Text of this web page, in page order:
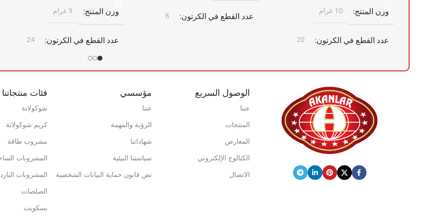
وزن المنتج 10 غرام
عدد القطع في الكرتون 20
أبعاد الكرتون
باركود الكرتون
عدد القطع في الكرتون 8
372 مم × 402 مم × 187 مم × 402 مم
باركود الكرتون
علامة تجارية فريش كويك
وزن المنتج 9 غرام
عدد القطع في الكرتون 24
أبعاد الكرتون
246 مم × 410 مم × 205 مم × 246 مم
0869 744 210 5794
الوصول السريع
عننا
المنتجات
المعارض
الكتالوج الإلكتروني
الاتصال
مؤسسي
عننا
الرؤية والمهمة
شهاداتنا
سياستنا البيئية
نص قانون حماية البيانات الشخصية
فئات منتجاتنا
شوكولاتة
كريم شوكولاتة
مشروب طاقة
المشروبات
المشروبات
الصلصات
بسكويت